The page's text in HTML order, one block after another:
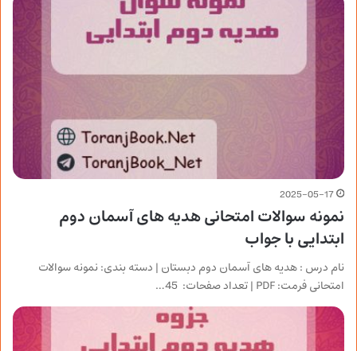
2025-05-17
نمونه سوالات امتحانی هدیه های آسمان دوم
ابتدایی با جواب
نام درس : هدیه های آسمان دوم دبستان | دسته بندی: نمونه سوالات
امتحانی فرمت: PDF | تعداد صفحات: 45…